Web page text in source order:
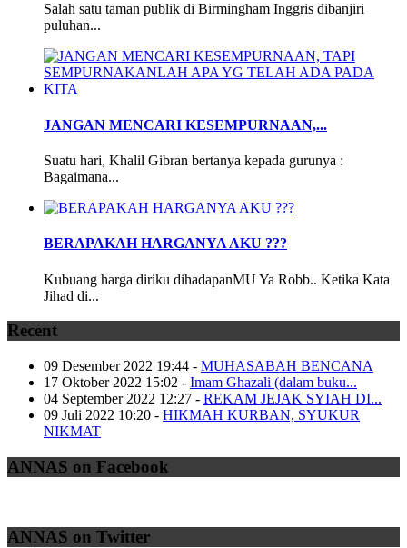
Salah satu taman publik di Birmingham Inggris dibanjiri
puluhan...
JANGAN MENCARI KESEMPURNAAN,...
Suatu hari, Khalil Gibran bertanya kepada gurunya :
Bagaimana...
BERAPAKAH HARGANYA AKU ???
Kubuang harga diriku dihadapanMU Ya Robb.. Ketika Kata
Jihad di...
Recent
09 Desember 2022 19:44 - MUHASABAH BENCANA
17 Oktober 2022 15:02 - Imam Ghazali (dalam buku...
04 September 2022 12:27 - REKAM JEJAK SYIAH DI...
09 Juli 2022 10:20 - HIKMAH KURBAN, SYUKUR
NIKMAT
ANNAS on Facebook
ANNAS on Twitter